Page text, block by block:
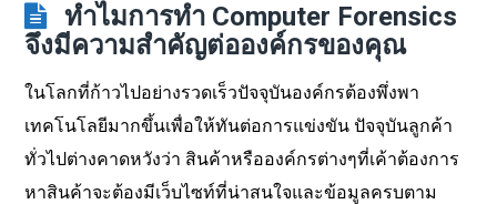
ทำไมการทำ Computer Forensics
จึงมีความสำคัญต่อองค์กรของคุณ
ในโลกที่ก้าวไปอย่างรวดเร็วปัจจุบันองค์กรต้องพึ่งพา
เทคโนโลยีมากขึ้นเพื่อให้ทันต่อการแข่งขัน ปัจจุบันลูกค้า
ทั่วไปต่างคาดหวังว่า สินค้าหรือองค์กรต่างๆที่เค้าต้องการ
หาสินค้าจะต้องมีเว็บไซท์ที่น่าสนใจและข้อมูลครบตาม